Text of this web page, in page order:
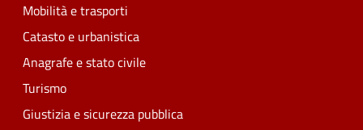
Mobilità e trasporti
Catasto e urbanistica
Anagrafe e stato civile
Turismo
Giustizia e sicurezza pubblica